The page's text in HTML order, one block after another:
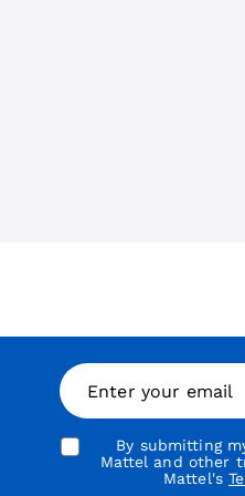
Enter your email
By submitting
Mattel and other
Mattel's